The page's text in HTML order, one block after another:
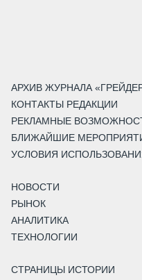
АРХИВ ЖУРНАЛА
КОНТАКТЫ РЕДАКЦИИ
РЕКЛАМНЫЕ
БЛИЖАЙШИЕ
УСЛОВИЯ
НОВОСТИ
РЫНОК
АНАЛИТИКА
ТЕХНОЛОГИИ
СТРАНИЦЫ ИСТОРИИ